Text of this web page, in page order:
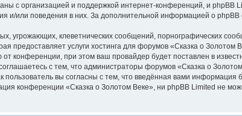
с организацией и поддержкой интернет-конференций, и phpBB
и/или поведения в них. За дополнительной информацией о
угрожающих, клеветнических сообщений, порнографических
предоставляет услуги хостинга для форумов «Сказка о
конференции, при этом ваш провайдер будет поставлен в
с тем, что администраторы форумов «Сказка о
вы согласны с тем, что введённая вами
конференции «Сказка о Золотом Веке», ни phpBB Limited не